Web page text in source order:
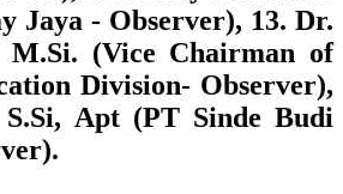
Jaya - Observer), 13. Dr.
M.Si. (Vice Chairman of
Division- Observer),
Apt (PT Sinde Budi